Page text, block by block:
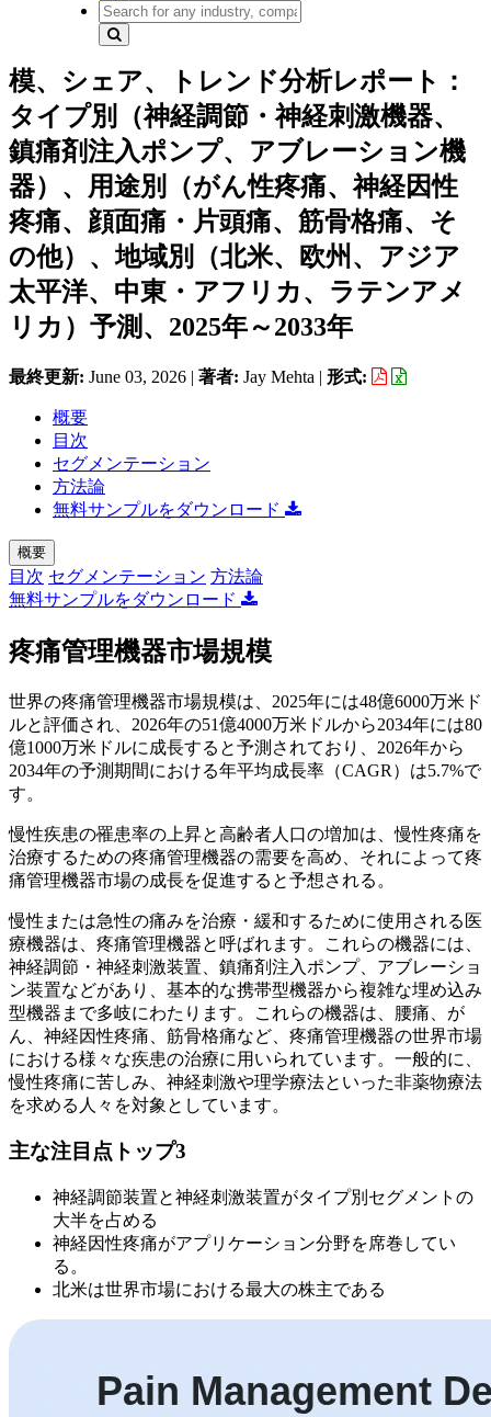
模、シェア、トレンド分析レポート：
タイプ別（神経調節・神経刺激機器、
鎮痛剤注入ポンプ、アブレーション機
器）、用途別（がん性疼痛、神経因性
疼痛、顔面痛・片頭痛、筋骨格痛、そ
の他）、地域別（北米、欧州、アジア
太平洋、中東・アフリカ、ラテンアメ
リカ）予測、2025年～2033年
最終更新: June 03, 2026 | 著者: Jay Mehta | 形式:
概要
目次
セグメンテーション
方法論
無料サンプルをダウンロード
概要
目次 セグメンテーション 方法論
無料サンプルをダウンロード
疼痛管理機器市場規模
世界の疼痛管理機器市場規模は、2025年には48億6000万米ド
ルと評価され、2026年の51億4000万米ドルから2034年には80
億1000万米ドルに成長すると予測されており、2026年から
2034年の予測期間における年平均成長率（CAGR）は5.7%で
す。
慢性疾患の罹患率の上昇と高齢者人口の増加は、慢性疼痛を
治療するための疼痛管理機器の需要を高め、それによって疼
痛管理機器市場の成長を促進すると予想される。
慢性または急性の痛みを治療・緩和するために使用される医
療機器は、疼痛管理機器と呼ばれます。これらの機器には、
神経調節・神経刺激装置、鎮痛剤注入ポンプ、アブレーショ
ン装置などがあり、基本的な携帯型機器から複雑な埋め込み
型機器まで多岐にわたります。これらの機器は、腰痛、が
ん、神経因性疼痛、筋骨格痛など、疼痛管理機器の世界市場
における様々な疾患の治療に用いられています。一般的に、
慢性疼痛に苦しみ、神経刺激や理学療法といった非薬物療法
を求める人々を対象としています。
主な注目点トップ3
神経調節装置と神経刺激装置がタイプ別セグメントの
大半を占める
神経因性疼痛がアプリケーション分野を席巻してい
る。
北米は世界市場における最大の株主である